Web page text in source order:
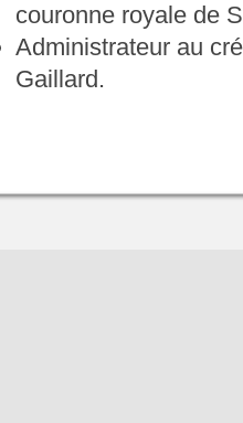
couronne royale de
Administrateur au
Gaillard.